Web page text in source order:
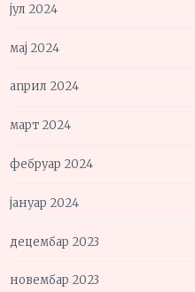
јул 2024
мај 2024
април 2024
март 2024
фебруар 2024
јануар 2024
децембар 2023
новембар 2023